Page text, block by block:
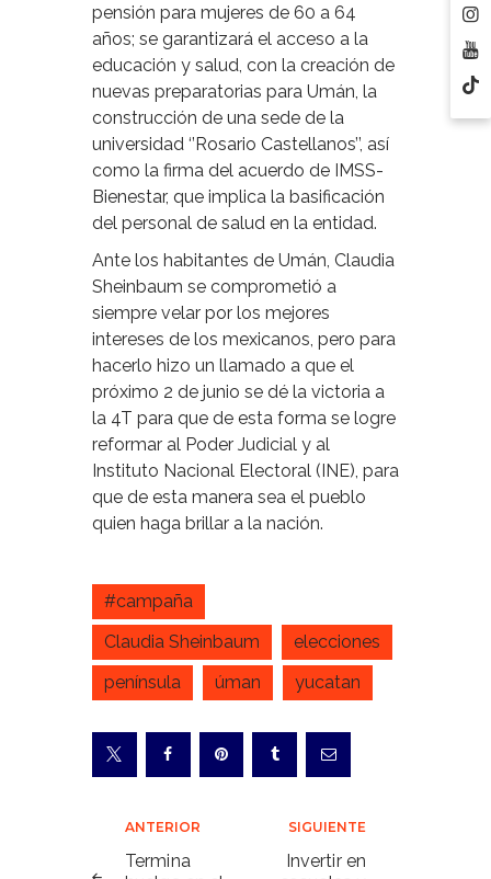
pensión para mujeres de 60 a 64
años; se garantizará el acceso a la
educación y salud, con la creación de
nuevas preparatorias para Umán, la
construcción de una sede de la
universidad ‘’Rosario Castellanos’’, así
como la firma del acuerdo de IMSS-
Bienestar, que implica la basificación
del personal de salud en la entidad.
Ante los habitantes de Umán, Claudia
Sheinbaum se comprometió a
siempre velar por los mejores
intereses de los mexicanos, pero para
hacerlo hizo un llamado a que el
próximo 2 de junio se dé la victoria a
la 4T para que de esta forma se logre
reformar al Poder Judicial y al
Instituto Nacional Electoral (INE), para
que de esta manera sea el pueblo
quien haga brillar a la nación.
#campaña
Claudia Sheinbaum
elecciones
península
úman yucatan
Navegación
de
ANTERIOR
Termina
SIGUIENTE
Invertir en